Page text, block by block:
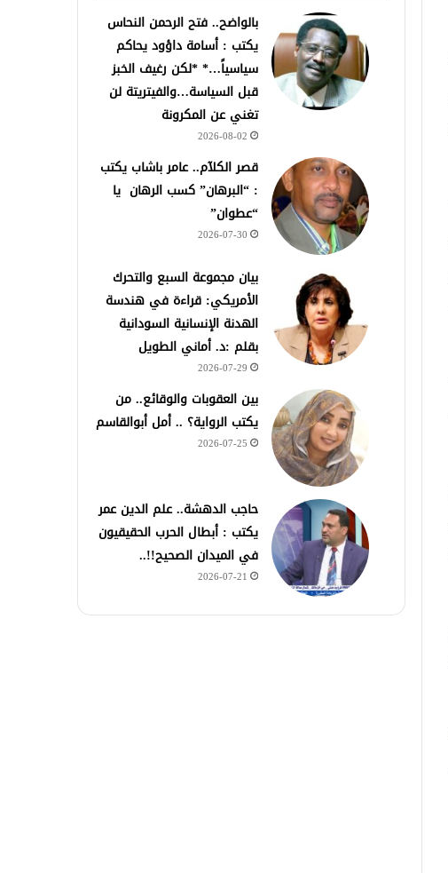
بالواضح.. فتح الرحمن النحاس
يكتب : أسامة داؤود يحاكم
سياسياً…* *لكن رغيف الخبز
قبل السياسة…والفيتريتة لن
تغني عن المكرونة
2026-08-02
قصر الكلآم.. عامر باشاب يكتب
: “البرهان” كسب الرهان يا
“عطوان”
2026-07-30
بيان مجموعة السبع والتحرك
الأمريكي: قراءة في هندسة
الهدنة الإنسانية السودانية
بقلم :د. أماني الطويل
2026-07-29
بين العقوبات والوقائع.. من
يكتب الرواية؟ .. أمل أبوالقاسم
2026-07-25
حاجب الدهشة.. علم الدين عمر
يكتب : أبطال الحرب الحقيقيون
في الميدان الصحيح!!..
2026-07-21